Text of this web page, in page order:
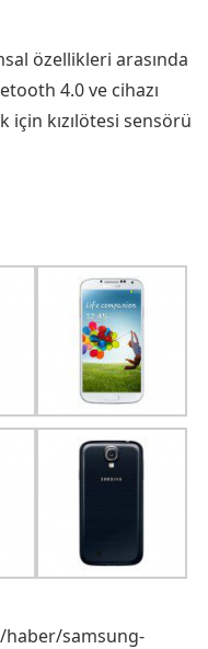
özellikleri arasında
4.0 ve cihazı
kızılötesi sensörü
samsung-